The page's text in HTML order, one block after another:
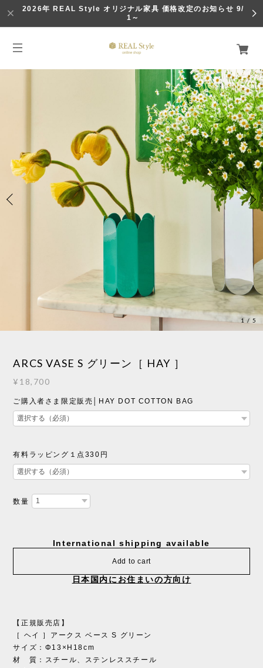
2026年 REAL Style オリジナル家具 価格改定のお知らせ 9/
1～
1 /5
ARCS VASE S グリーン［ HAY ］
¥18,700
ご購入者さま限定販売│HAY DOT COTTON BAG
有料ラッピング１点330円
数量
International shipping available
Add to cart
日本国内にお住まいの方向け
【正規販売店】
［ ヘイ ］アークス ベース S グリーン
サイズ：Φ13×H18cm
材 質：スチール、ステンレススチール